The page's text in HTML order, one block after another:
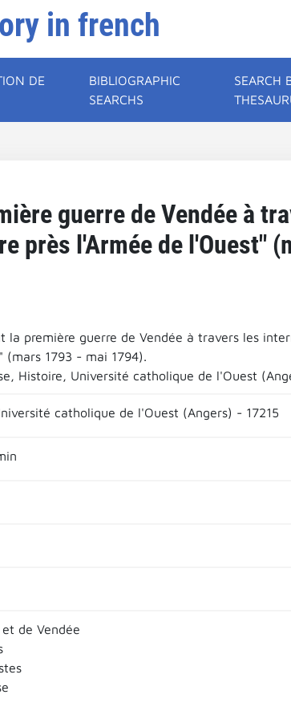
in french
DE
BIBLIOGRAPHIC
SEARCHS
SEARCH
guerre de Vendée à
près l'Armée de l'Ouest"
la première guerre de Vendée à travers les
(mars 1793 - mai 1794).
Histoire, Université catholique de l'Ouest
catholique de l'Ouest (Angers) - 17215
de Vendée